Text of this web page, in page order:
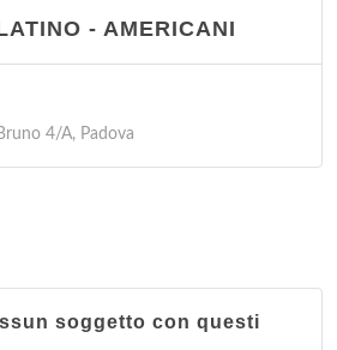
- AMERICANI
4/A, Padova
soggetto con questi